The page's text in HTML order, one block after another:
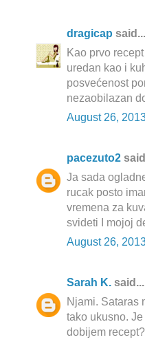
dragicap said...
Kao prvo
uredan kao i
posvećenost
nezaobilazan
August 26,
pacezuto2
Ja sada
rucak posto
vremena za
svideti I mojoj
August 26,
Sarah K. said...
Njami. Sataras
tako ukusno.
dobijem recept?